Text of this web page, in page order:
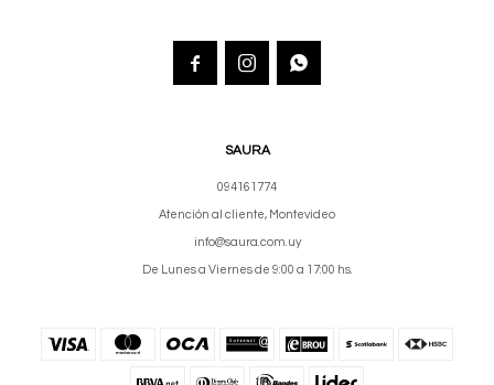
SAURA
094161774
Atención al cliente, Montevideo
info@saura.com.uy
De Lunes a Viernes de 9:00 a 17:00 hs.
  